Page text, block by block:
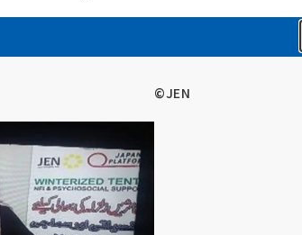
©JEN